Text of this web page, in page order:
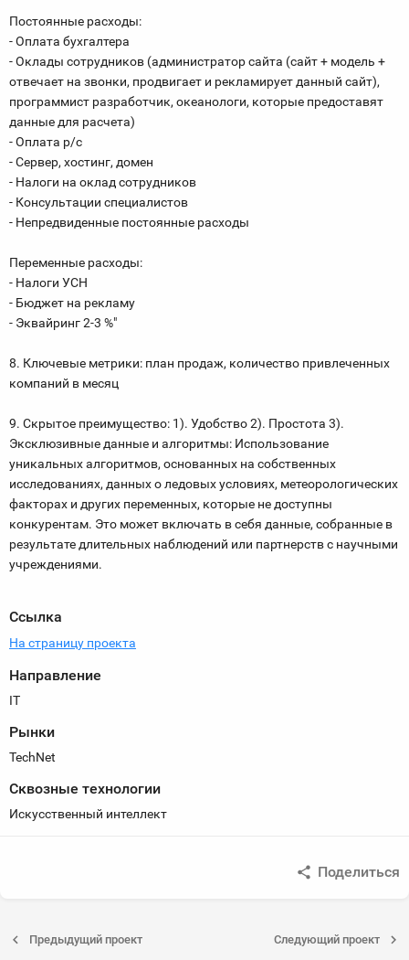
Постоянные расходы:
- Оплата бухгалтера
- Оклады сотрудников (администратор сайта (сайт + модель +
отвечает на звонки, продвигает и рекламирует данный сайт),
программист разработчик, океанологи, которые предоставят
данные для расчета)
- Оплата р/с
- Сервер, хостинг, домен
- Налоги на оклад сотрудников
- Консультации специалистов
- Непредвиденные постоянные расходы
Переменные расходы:
- Налоги УСН
- Бюджет на рекламу
- Эквайринг 2-3 %"
8. Ключевые метрики: план продаж, количество привлеченных
компаний в месяц
9. Скрытое преимущество: 1). Удобство 2). Простота 3).
Эксклюзивные данные и алгоритмы: Использование
уникальных алгоритмов, основанных на собственных
исследованиях, данных о ледовых условиях, метеорологических
факторах и других переменных, которые не доступны
конкурентам. Это может включать в себя данные, собранные в
результате длительных наблюдений или партнерств с научными
учреждениями.
Ссылка
На страницу проекта
Направление
IT
Рынки
TechNet
Сквозные технологии
Искусственный интеллект
Поделиться
Предыдущий проект Следующий проект